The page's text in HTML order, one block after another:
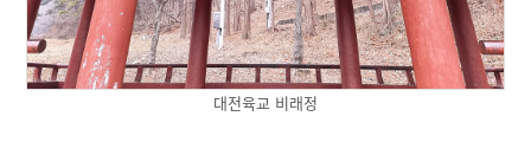
대전육교 비래정